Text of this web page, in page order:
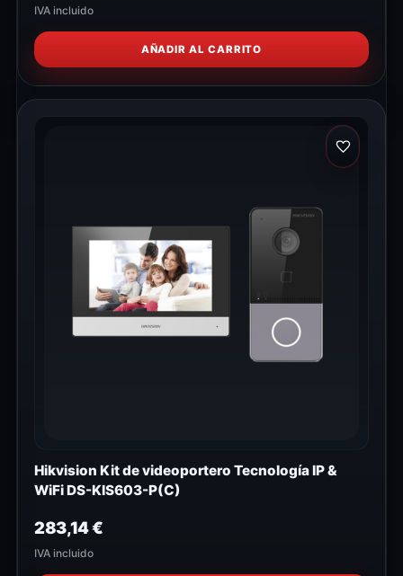
IVA incluido
AÑADIR AL CARRITO
Hikvision Kit de videoportero Tecnología IP &
WiFi DS-KIS603-P(C)
283,14€
IVA incluido